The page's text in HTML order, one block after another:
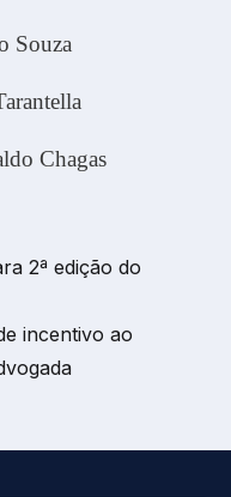
Souza
Chagas
2ª edição do
incentivo ao